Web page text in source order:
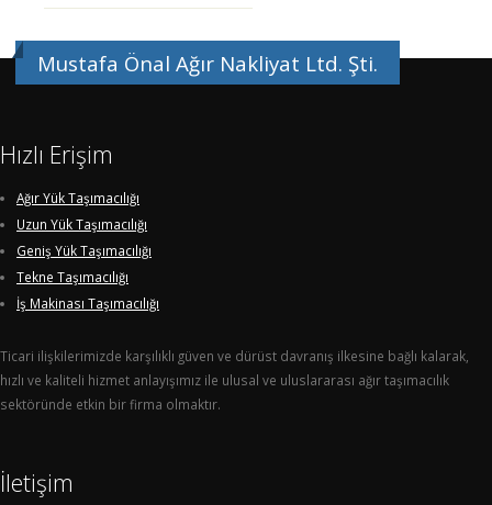
Mustafa Önal Ağır Nakliyat Ltd. Şti.
Hızlı Erişim
Ağır Yük Taşımacılığı
Uzun Yük Taşımacılığı
Geniş Yük Taşımacılığı
Tekne Taşımacılığı
İş Makinası Taşımacılığı
Ticari ilişkilerimizde karşılıklı güven ve dürüst davranış ilkesine bağlı kalarak,
hızlı ve kaliteli hizmet anlayışımız ile ulusal ve uluslararası ağır taşımacılık
sektöründe etkin bir firma olmaktır.
İletişim